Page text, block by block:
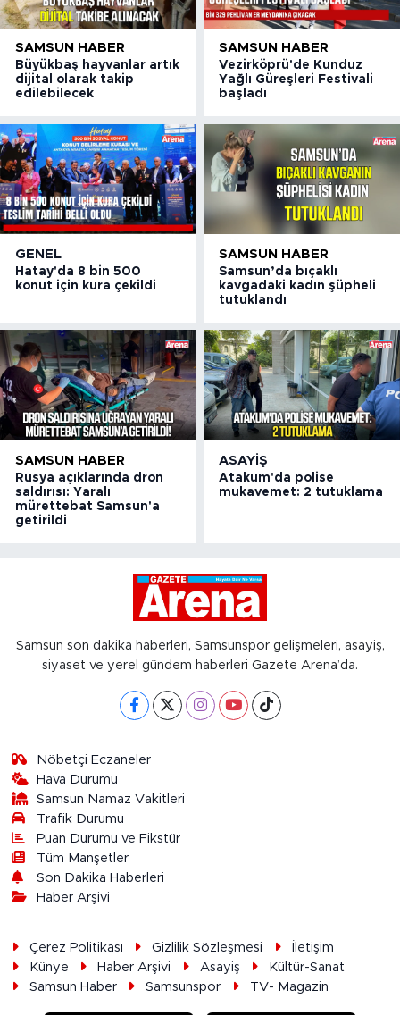
SAMSUN HABER
Büyükbaş hayvanlar artık
dijital olarak takip
edilebilecek
SAMSUN HABER
Vezirköprü'de Kunduz
Yağlı Güreşleri Festivali
başladı
GENEL
Hatay'da 8 bin 500
konut için kura çekildi
SAMSUN HABER
Samsun’da bıçaklı
kavgadaki kadın şüpheli
tutuklandı
SAMSUN HABER
Rusya açıklarında dron
saldırısı: Yaralı
mürettebat Samsun'a
getirildi
ASAYIŞ
Atakum'da polise
mukavemet: 2 tutuklama
Samsun son dakika haberleri, Samsunspor gelişmeleri, asayiş,
siyaset ve yerel gündem haberleri Gazete Arena’da.
Nöbetçi Eczaneler
Hava Durumu
Samsun Namaz Vakitleri
Trafik Durumu
Puan Durumu ve Fikstür
Tüm Manşetler
Son Dakika Haberleri
Haber Arşivi
Çerez Politikası Gizlilik Sözleşmesi
İletişim
Künye
Haber Arşivi Asayiş
Kültür-Sanat
Samsun Haber
Samsunspor TV- Magazin